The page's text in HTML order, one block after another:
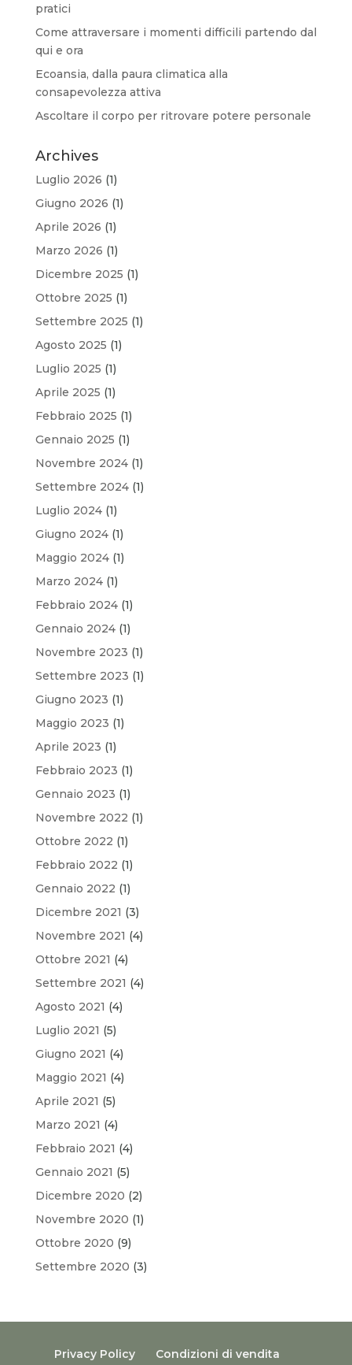
pratici
Come attraversare i momenti difficili partendo dal
qui e ora
Ecoansia, dalla paura climatica alla
consapevolezza attiva
Ascoltare il corpo per ritrovare potere personale
Archives
Luglio 2026 (1)
Giugno 2026 (1)
Aprile 2026 (1)
Marzo 2026 (1)
Dicembre 2025 (1)
Ottobre 2025 (1)
Settembre 2025 (1)
Agosto 2025 (1)
Luglio 2025 (1)
Aprile 2025 (1)
Febbraio 2025 (1)
Gennaio 2025 (1)
Novembre 2024(1)
Settembre 2024(1)
Luglio 2024(1)
Giugno 2024(1)
Maggio 2024(1)
Marzo 2024(1)
Febbraio 2024(1)
Gennaio 2024(1)
Novembre 2023 (1)
Settembre 2023 (1)
Giugno 2023 (1)
Maggio 2023 (1)
Aprile 2023 (1)
Febbraio 2023 (1)
Gennaio 2023 (1)
Novembre 2022 (1)
Ottobre 2022 (1)
Febbraio 2022 (1)
Gennaio 2022 (1)
Dicembre 2021 (3)
Novembre 2021 (4)
Ottobre 2021 (4)
Settembre 2021 (4)
Agosto 2021 (4)
Luglio 2021 (5)
Giugno 2021 (4)
Maggio 2021 (4)
Aprile 2021 (5)
Marzo 2021 (4)
Febbraio 2021 (4)
Gennaio 2021 (5)
Dicembre 2020 (2)
Novembre 2020 (1)
Ottobre 2020 (9)
Settembre 2020 (3)
Privacy Policy
Condizioni di vendita